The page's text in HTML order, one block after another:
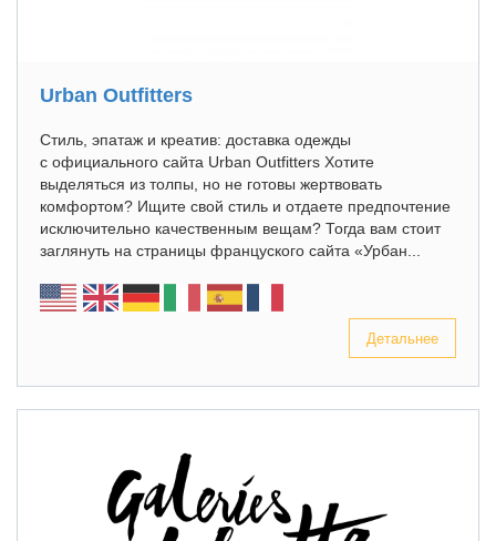
Urban Outfitters
Стиль, эпатаж и креатив: доставка одежды
с официального сайта Urban Outfitters Хотите
выделяться из толпы, но не готовы жертвовать
комфортом? Ищите свой стиль и отдаете предпочтение
исключительно качественным вещам? Тогда вам стоит
заглянуть на страницы француского сайта «Урбан...
Детальнее